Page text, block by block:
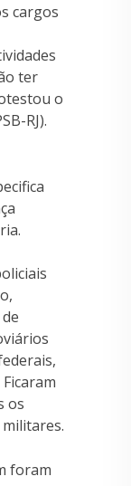
cargos
ter
o
RJ).
os
foram